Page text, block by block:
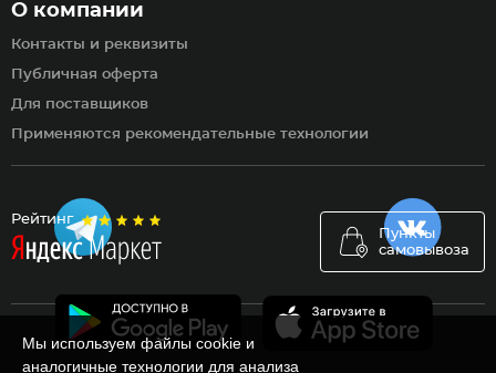
Рейтинг
Пункты
самовывоза
О компании
Контакты и реквизиты
Публичная оферта
Для поставщиков
Применяются рекомендательные технологии
Мы используем файлы cookie и
аналогичные технологии для анализа